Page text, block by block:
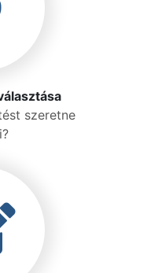
szeretne